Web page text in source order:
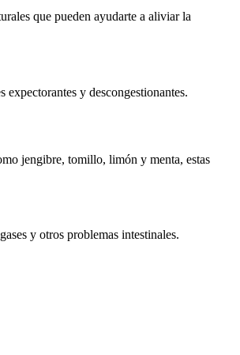
que pueden ayudarte a aliviar la
y descongestionantes.
jengibre, tomillo, limón y menta, estas
y otros problemas intestinales.